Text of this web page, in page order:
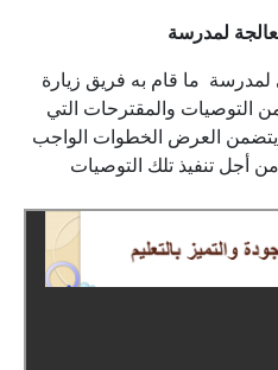
ما قام به فريق زيارة
التوصيات والمقترحات التي
يتضمن العرض الخطوات الواجب
أجل تنفيذ تلك التوصيات